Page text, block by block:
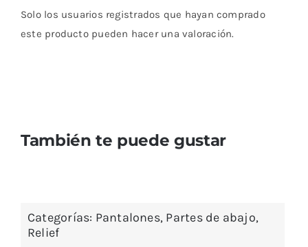
Solo los usuarios registrados que hayan comprado
este producto pueden hacer una valoración.
También te puede gustar
Categorías: Pantalones, Partes de abajo,
Relief